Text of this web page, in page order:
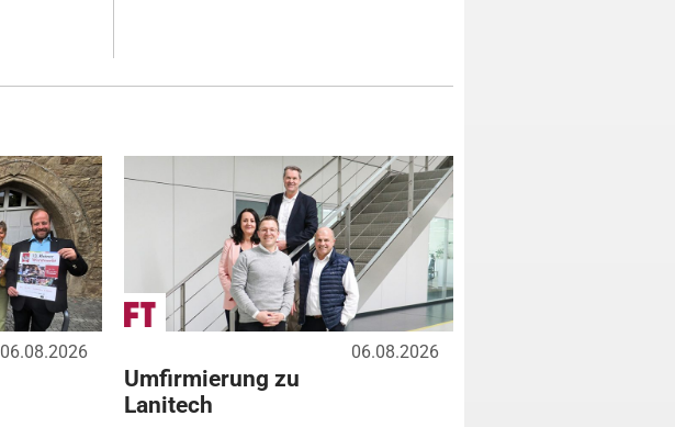
06.08.2026 06.08.2026
Umfirmierung zu
Lanitech